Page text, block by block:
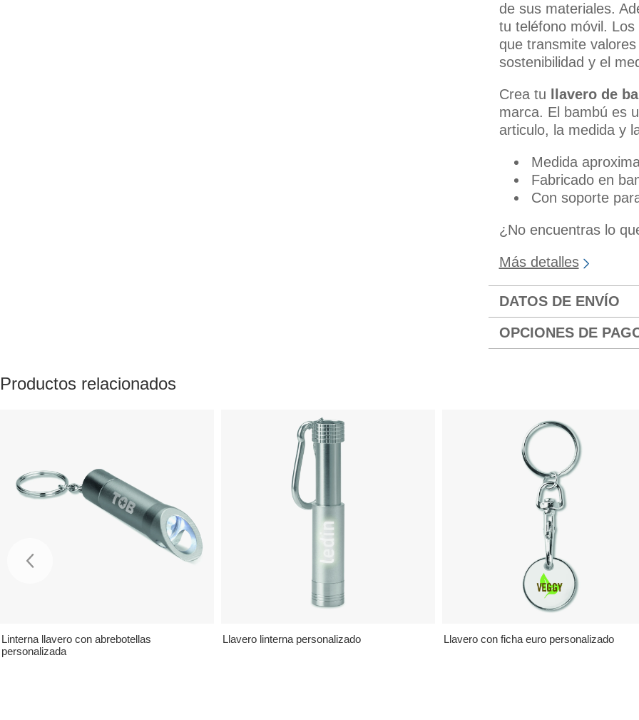
de sus materiales.
tu teléfono móvil. Los
que transmite
sostenibilidad y el
Crea tu
llavero de
marca. El bambú es
articulo, la medida y
Medida
Fabricado en
Con soporte
¿No encuentras lo
Más detalles
DATOS DE ENVÍO
OPCIONES DE
Productos relacionados
Linterna llavero con abrebotellas
personalizada
Llavero linterna personalizado Llavero con ficha euro personalizado